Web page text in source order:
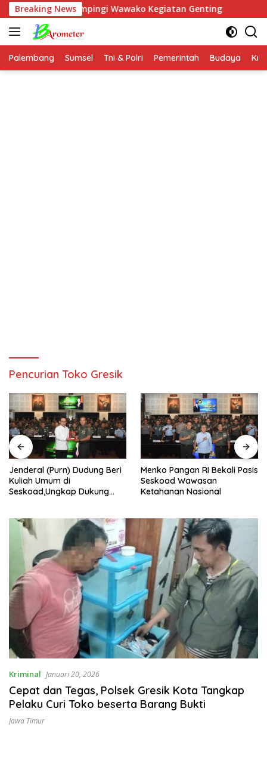
Langsung
ke
konten
Breaking News
Didampingi Wawako Kegiatan Genting Jenderal
Palembang Sumsel Tni & Polri Pemerintah Budaya
Pencurian Toko Gresik
Jenderal (Purn) Dudung Beri
Kuliah Umum di
Seskoad,Ungkap Dukung
Menko Pangan RI Bekali Pasis
Seskoad Wawasan
Ketahanan Nasional
Kriminal Januari 20, 2026
Cepat dan Tegas, Polsek Gresik Kota Tangkap
Pelaku Curi Toko beserta Barang Bukti
Jawa Timur